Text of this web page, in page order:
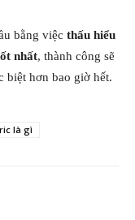
bằng việcthấu hiểu
nhất, thành công sẽ
biệt hơn bao giờ hết.
là gì